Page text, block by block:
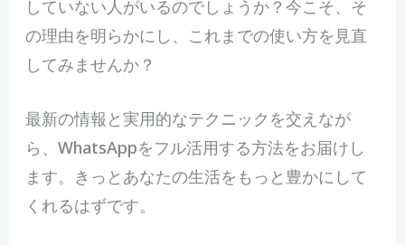
していない人がいるのでしょうか？今こそ、そ
の理由を明らかにし、これまでの使い方を見直
してみませんか？
最新の情報と実用的なテクニックを交えなが
ら、WhatsAppをフル活用する方法をお届けし
ます。きっとあなたの生活をもっと豊かにして
くれるはずです。